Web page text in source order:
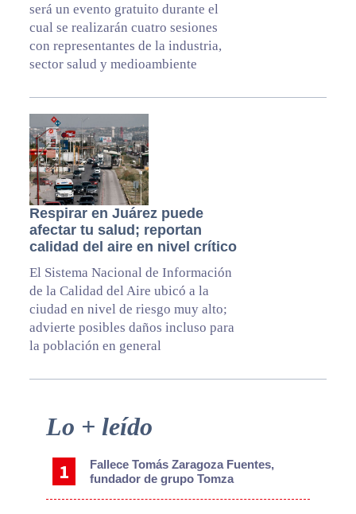
será un evento gratuito durante el
cual se realizarán cuatro sesiones
con representantes de la industria,
sector salud y medioambiente
Respirar en Juárez puede
afectar tu salud; reportan
calidad del aire en nivel crítico
El Sistema Nacional de Información
de la Calidad del Aire ubicó a la
ciudad en nivel de riesgo muy alto;
advierte posibles daños incluso para
la población en general
Primary
Lo + leído
Fallece Tomás Zaragoza Fuentes,
fundador de grupo Tomza